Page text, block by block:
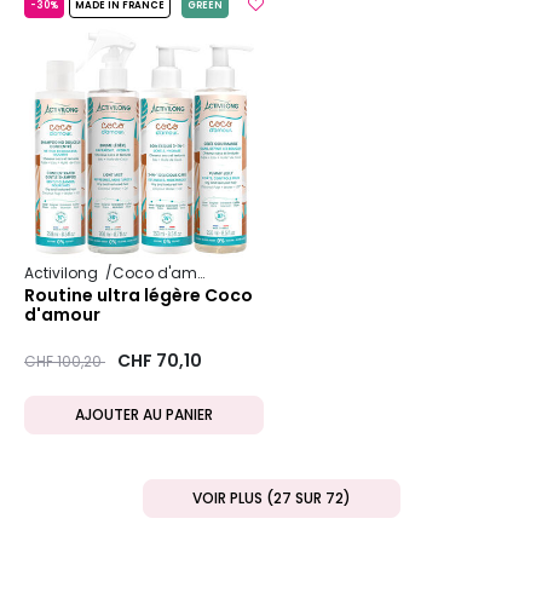
-30% MADE IN FRANCE GREEN
Activilong Coco d'amour
Routine ultra légère Coco
d'amour
Prix ​​réduit de
CHF 100,20to CHF 70,10
AJOUTER AU PANIER
VOIR PLUS (27 SUR 72)